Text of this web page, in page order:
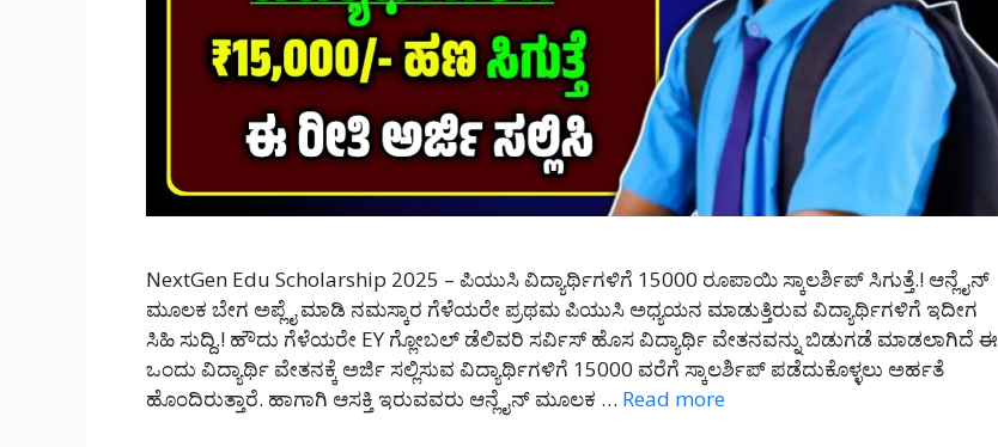
NextGen Edu Scholarship 2025 – ಪಿಯುಸಿ ವಿದ್ಯಾರ್ಥಿಗಳಿಗೆ 15000 ರೂಪಾಯಿ ಸ್ಕಾಲರ್ಶಿಪ್ ಸಿಗುತ್ತೆ.! ಆನ್ಲೈನ್
ಮೂಲಕ ಬೇಗ ಅಪ್ಲೈ ಮಾಡಿ ನಮಸ್ಕಾರ ಗೆಳೆಯರೇ ಪ್ರಥಮ ಪಿಯುಸಿ ಅಧ್ಯಯನ ಮಾಡುತ್ತಿರುವ ವಿದ್ಯಾರ್ಥಿಗಳಿಗೆ ಇದೀಗ
ಸಿಹಿ ಸುದ್ದಿ.! ಹೌದು ಗೆಳೆಯರೇ EY ಗ್ಲೋಬಲ್ ಡೆಲಿವರಿ ಸರ್ವಿಸ್ ಹೊಸ ವಿದ್ಯಾರ್ಥಿ ವೇತನವನ್ನು ಬಿಡುಗಡೆ ಮಾಡಲಾಗಿದೆ ಈ
ಒಂದು ವಿದ್ಯಾರ್ಥಿ ವೇತನಕ್ಕೆ ಅರ್ಜಿ ಸಲ್ಲಿಸುವ ವಿದ್ಯಾರ್ಥಿಗಳಿಗೆ 15000 ವರೆಗೆ ಸ್ಕಾಲರ್ಶಿಪ್ ಪಡೆದುಕೊಳ್ಳಲು ಅರ್ಹತೆ
ಹೊಂದಿರುತ್ತಾರೆ. ಹಾಗಾಗಿ ಆಸಕ್ತಿ ಇರುವವರು ಆನ್ಲೈನ್ ಮೂಲಕ … Read more